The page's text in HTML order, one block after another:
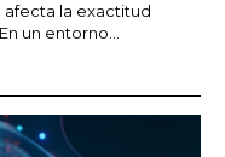
afecta la exactitud
un entorno...